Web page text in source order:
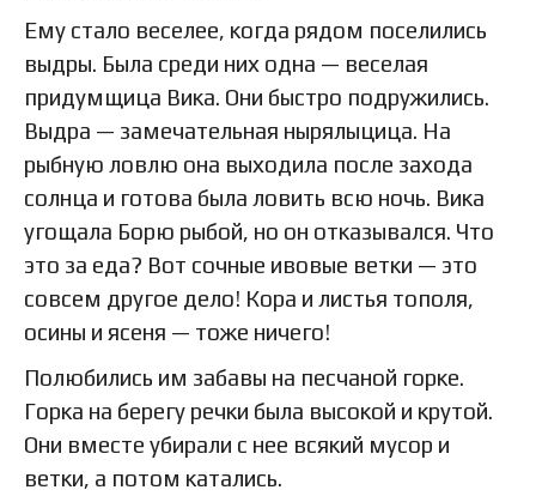
Ему стало веселее, когда рядом поселились
выдры. Была среди них одна — веселая
придумщица Вика. Они быстро подружились.
Выдра — замечательная нырялыцица. На
рыбную ловлю она выходила после захода
солнца и готова была ловить всю ночь. Вика
угощала Борю рыбой, но он отказывался. Что
это за еда? Вот сочные ивовые ветки — это
совсем другое дело! Кора и листья тополя,
осины и ясеня — тоже ничего!
Полюбились им забавы на песчаной горке.
Горка на берегу речки была высокой и крутой.
Они вместе убирали с нее всякий мусор и
ветки, а потом катались.